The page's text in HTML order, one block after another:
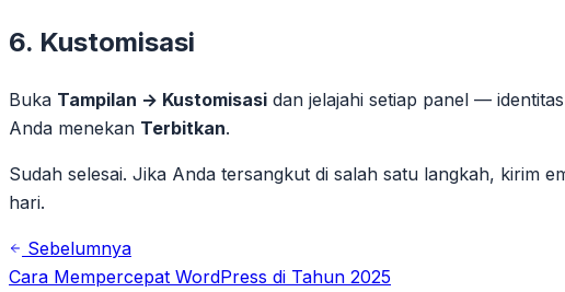
6. Kustomisasi
Buka Tampilan → Kustomisasi dan jelajahi setiap panel —
Anda menekan Terbitkan.
Sudah selesai. Jika Anda tersangkut di salah satu langkah, kirim
hari.
Sebelumnya
Cara Mempercepat WordPress di Tahun 2025